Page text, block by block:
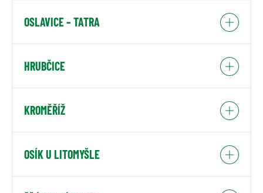
OSLAVICE – TATRA
HRUBČICE
KROMĚŘÍŽ
OSÍK U LITOMYŠLE